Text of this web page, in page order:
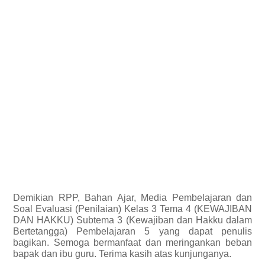
Demikian
RPP, Bahan Ajar, Media Pembelajaran dan
Soal Evaluasi (Penilaian) Kelas 3 Tema 4 (KEWAJIBAN
DAN HAKKU) Subtema 3 (Kewajiban dan Hakku dalam
Bertetangga) Pembelajaran 5 yang dapat penulis
bagikan. Semoga bermanfaat dan meringankan beban
bapak dan ibu guru. Terima kasih atas kunjunganya.